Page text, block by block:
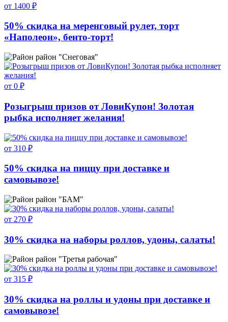
от 1400 ₽
50% скидка на меренговый рулет, торт
«Наполеон», бенто-торт!
район "Снеговая"
от 0 ₽
Розыгрыш призов от ЛовиКупон! Золотая
рыбка исполняет желания!
от 310 ₽
50% скидка на пиццу при доставке и
самовывозе!
район "БАМ"
от 270 ₽
30% скидка на наборы роллов, удоны, салаты!
район "Третья рабочая"
от 315 ₽
30% скидка на роллы и удоны при доставке и
самовывозе!